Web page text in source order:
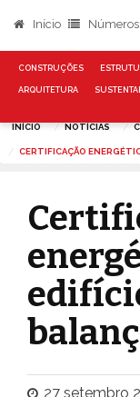
Início
CONSTRUÇÕES
ARQUITETURA
INÍCIO NOTÍCIAS
CERTIFICAÇÃO
27 setembro